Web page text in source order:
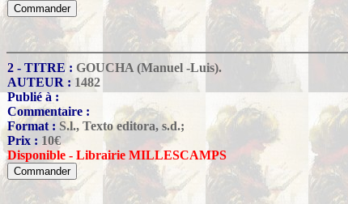
2 - TITRE : GOUCHA (Manuel -Luis).
AUTEUR : 1482
Publié à :
Commentaire :
Format : S.l., Texto editora, s.d.;
Prix : 10€
Disponible - Librairie MILLESCAMPS